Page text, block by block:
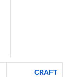
CRAFT